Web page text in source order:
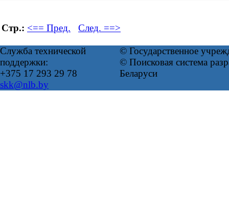
Стр.: <== Пред. След. ==>
Служба технической
поддержки:
+375 17 293 29 78
skk@nlb.by
© Государственное
© Поисковая система
Беларуси